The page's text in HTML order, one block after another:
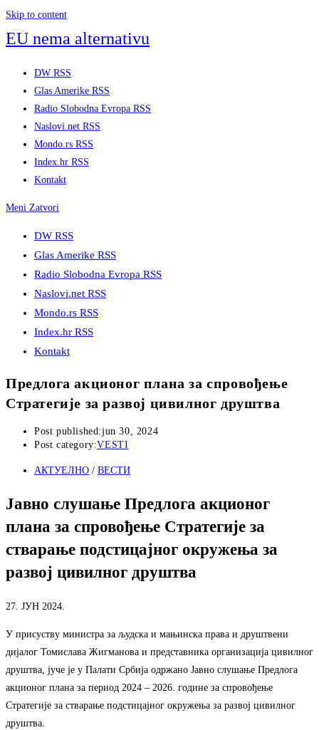
Skip to content
EU nema alternativu
DW RSS
Glas Amerike RSS
Radio Slobodna Evropa RSS
Naslovi.net RSS
Mondo.rs RSS
Index.hr RSS
Kontakt
Meni Zatvori
DW RSS
Glas Amerike RSS
Radio Slobodna Evropa RSS
Naslovi.net RSS
Mondo.rs RSS
Index.hr RSS
Kontakt
Предлога акционог плана за спровођење
Стратегије за развој цивилног друштва
Post published:jun 30, 2024
Post category:VESTI
АКТУЕЛНО / ВЕСТИ
Јавно слушање Предлога акционог
плана за спровођење Стратегије за
стварање подстицајног окружења за
развој цивилног друштва
27. ЈУН 2024.
У присуству министра за људска и мањинска права и друштвени
дијалог Томислава Жигманова и представника организација цивилног
друштва, јуче је у Палати Србија одржано Јавно слушање Предлога
акционог плана за период 2024 – 2026. године за спровођење
Стратегије за стварање подстицајног окружења за развој цивилног
друштва.